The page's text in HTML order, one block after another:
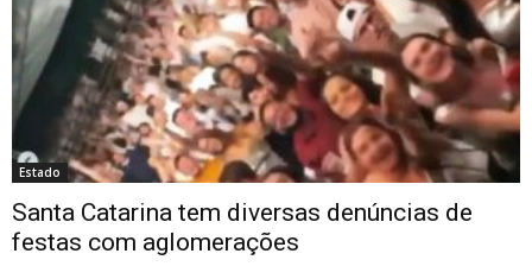
Estado
Santa Catarina tem diversas denúncias de
festas com aglomerações